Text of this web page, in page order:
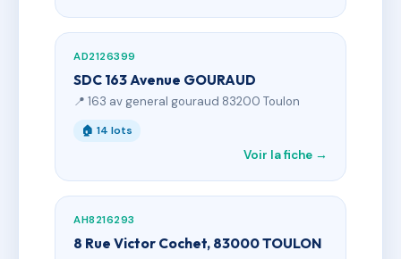
AD2126399
SDC 163 Avenue GOURAUD
📍 163 av general gouraud 83200 Toulon
🏠 14 lots
Voir la fiche →
AH8216293
8 Rue Victor Cochet, 83000 TOULON